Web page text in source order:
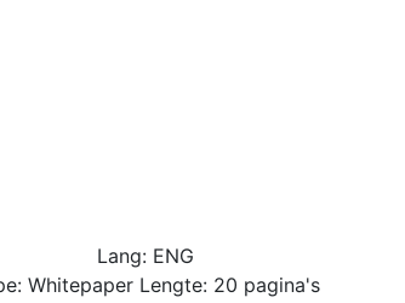
Lang: ENG
Whitepaper Lengte: 20 pagina's